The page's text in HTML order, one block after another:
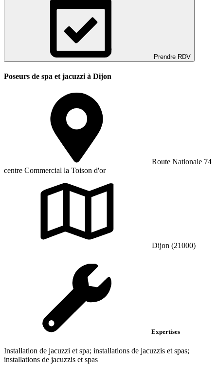
Prendre RDV
Poseurs de spa et jacuzzi à Dijon
Route Nationale 74
centre Commercial la Toison d'or
Dijon (21000)
Expertises
Installation de jacuzzi et spa; installations de jacuzzis et spas;
installations de jacuzzis et spas